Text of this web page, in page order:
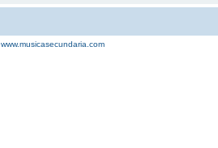
www.musicasecundaria.com